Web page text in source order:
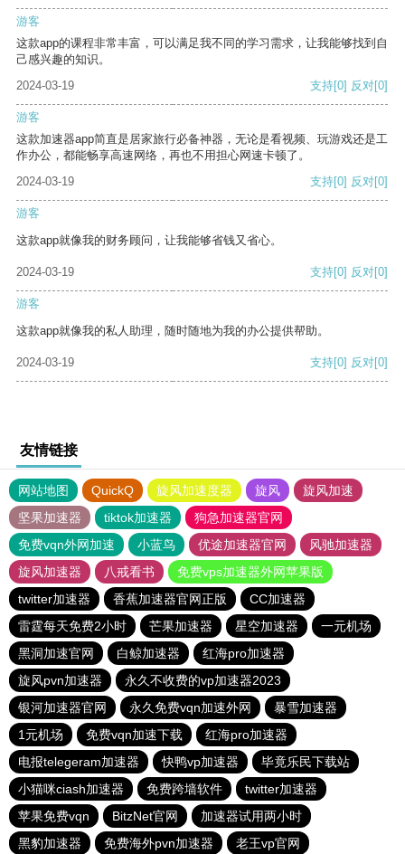
游客
这款app的课程非常丰富，可以满足我不同的学习需求，让我能够找到自
己感兴趣的知识。
2024-03-19
支持[0] 反对[0]
游客
这款加速器app简直是居家旅行必备神器，无论是看视频、玩游戏还是工
作办公，都能畅享高速网络，再也不用担心网速卡顿了。
2024-03-19
支持[0] 反对[0]
游客
这款app就像我的财务顾问，让我能够省钱又省心。
2024-03-19 支持[0] 反对[0]
游客
这款app就像我的私人助理，随时随地为我的办公提供帮助。
2024-03-19 支持[0] 反对[0]
友情链接
网站地图 QuickQ 旋风加速度器 旋风
旋风加速
坚果加速器
tiktok加速器
狗急加速器官网
免费vqn外网加速
小蓝鸟 优途加速器官网
风驰加速器
旋风加速器
八戒看书
免费vps加速器外网苹果版
twitter加速器
香蕉加速器官网正版
CC加速器
雷霆每天免费2小时
芒果加速器 星空加速器
一元机场
黑洞加速官网
白鲸加速器
红海pro加速器
旋风pvn加速器
永久不收费的vp加速器2023
银河加速器官网
永久免费vqn加速外网
暴雪加速器
1元机场
免费vqn加速下载
红海pro加速器
电报telegeram加速器
快鸭vp加速器
毕竟乐民下载站
小猫咪ciash加速器
免费跨墙软件
twitter加速器
苹果免费vqn
BitzNet官网
加速器试用两小时
黑豹加速器
免费海外pvn加速器 老王vp官网